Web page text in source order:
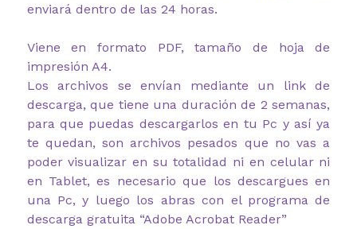
enviará dentro de las 24 horas.
Viene en formato PDF, tamaño de hoja de
impresión A4.
Los archivos se envían mediante un link de
descarga, que tiene una duración de 2 semanas,
para que puedas descargarlos en tu Pc y así ya
te quedan, son archivos pesados que no vas a
poder visualizar en su totalidad ni en celular ni
en Tablet, es necesario que los descargues en
una Pc, y luego los abras con el programa de
descarga gratuita “Adobe Acrobat Reader”